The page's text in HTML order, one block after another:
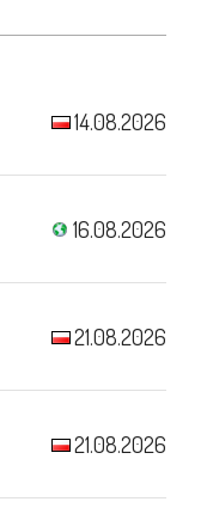
14.08.2026
16.08.2026
21.08.2026
21.08.2026